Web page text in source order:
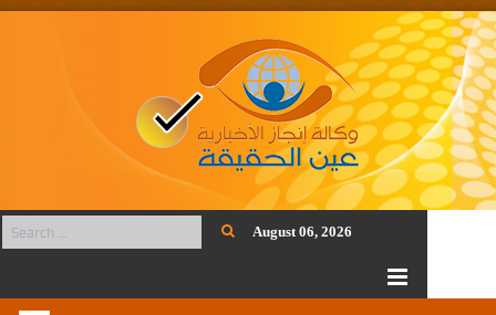
August 06, 2026